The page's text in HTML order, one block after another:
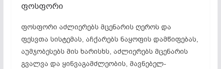
ფოსფორი
ფოსფორი აძლიერებს მცენარის ღეროს და
ფესვთა სისტემას, აჩქარებს ნაყოფის დამწიფებას,
აუმჯობესებს მის ხარისხს, აძლიერებს მცენარის
გვალვა და ყინვაგამძლეობის, მავნებელ-